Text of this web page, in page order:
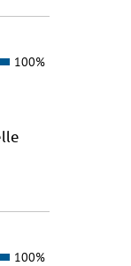
100%
100%